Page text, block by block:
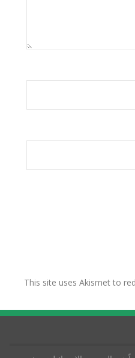
This site uses Akismet to